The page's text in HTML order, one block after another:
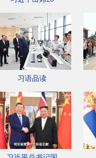
习语品读